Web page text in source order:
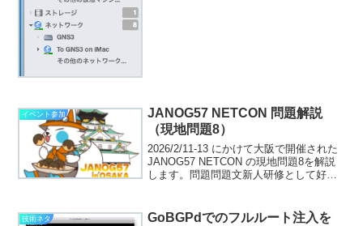
イベント参加
JANOG57 NETCON 問題解説
（現地問題8）
2026/2/11-13 にかけて大阪で開催された
JANOG57 NETCON の現地問題8を解説
します。問題問題文新人研修として好き
しく、ちゃんと使えるかはわからな...
技術ネタ
GoBGPdでのフルルート注入を